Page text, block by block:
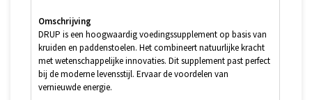
Omschrijving
DRUP is een hoogwaardig voedingssupplement op basis van
kruiden en paddenstoelen. Het combineert natuurlijke kracht
met wetenschappelijke innovaties. Dit supplement past perfect
bij de moderne levensstijl. Ervaar de voordelen van
vernieuwde energie.